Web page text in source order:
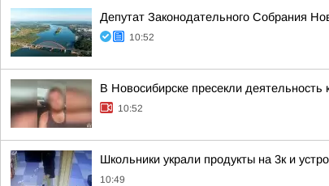
Депутат Законодательного Собрания
10:52
В Новосибирске пресекли деятельность
10:52
Школьники украли продукты на 3к и
10:49